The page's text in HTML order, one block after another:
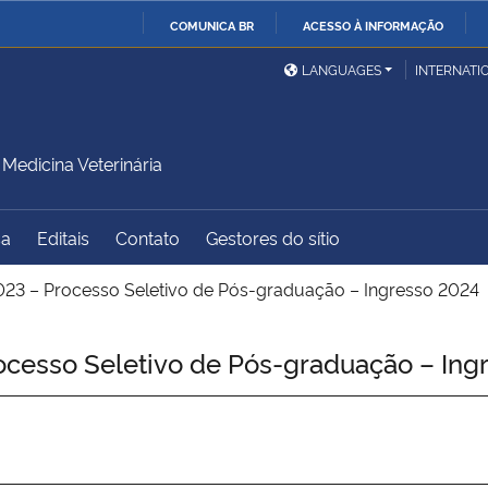
COMUNICA BR ACESSO À INFORMAÇÃO
Ministério da Defesa
Ministério das Relações
Exteriores
Ministério do
Desenvolvimento Regional
Controladoria-Geral da
Advocacia-Geral da União Banco Central do Brasil
LANGUAGES
Veterinária
Editais Contato Gestores do sítio
– Processo Seletivo de Pós-graduação – Ingresso 2024
Seletivo de Pós-graduação –